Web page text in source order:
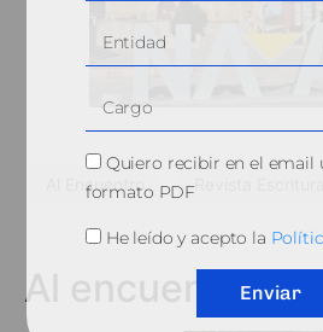
Al Encuentro Revista
Al encuentro de
Quiero recibir en el email
formato PDF
He leído y acepto la
Enviar